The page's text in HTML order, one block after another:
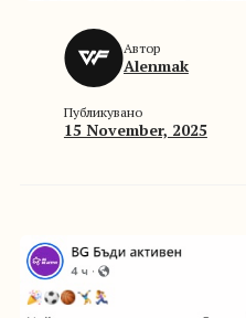
Автор
Alenmak
Публикувано
15 November, 2025